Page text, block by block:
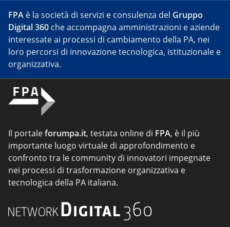
FPA è la società di servizi e consulenza del Gruppo
Digital 360 che accompagna amministrazioni e aziende
interessate ai processi di cambiamento della PA, nei
loro percorsi di innovazione tecnologica, istituzionale e
organizzativa.
Il portaleforumpa.it, testata online di FPA, è il più
importante luogo virtuale di approfondimento e
confronto tra le community di innovatori impegnate
nei processi di trasformazione organizzativa e
tecnologica della PA italiana.